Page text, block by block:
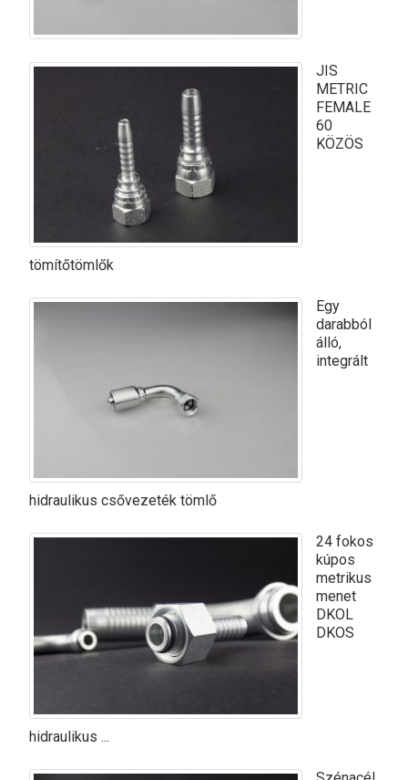
JIS
METRIC
FEMALE
60
KÖZÖS
tömítőtömlők
Egy
darabból
álló,
integrált
hidraulikus csővezeték tömlő
24 fokos
kúpos
metrikus
menet
DKOL
DKOS
hidraulikus ...